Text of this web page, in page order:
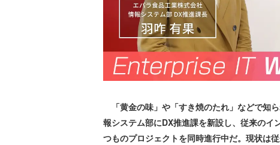
「黄金の味」や「すき焼のたれ」などで知
報システム部にDX推進課を新設し、従来のイ
つものプロジェクトを同時進行中だ。現状は